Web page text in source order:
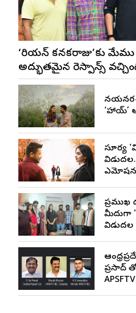
‘కొరియన్ కనకరాజు’కు
అద్భుతమైన రెస్పాన్స్
ప్రిన్స్ వరుణ్ తేజ్
‘హాయ్’
సూర్య
ప్రముఖ
మీదుగా
విడుదల
ప్రసాద్ తో కీలక సమావేశంలో